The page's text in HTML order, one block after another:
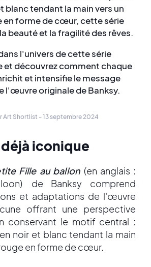
blanc tendant la main vers un
en forme de cœur, cette série
beauté et la fragilité des rêves.
l'univers de cette série
et découvrez comment chaque
et intensifie le message
l'œuvre originale de Banksy.
Art Shortlist - 13 septembre 2024
déjà iconique
Fille au ballon (en anglais :
de Banksy comprend
et adaptations de l'œuvre
offrant une perspective
conservant le motif central :
noir et blanc tendant la main
en forme de cœur.